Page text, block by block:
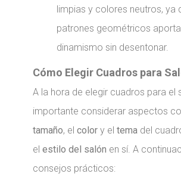
limpias y colores neutros, ya
patrones geométricos
dinamismo sin desentonar.
Cómo Elegir Cuadros para
A la hora de elegir cuadros para el
importante considerar aspectos
tamaño, el color y el tema del
el estilo del salón en sí. A
consejos prácticos: